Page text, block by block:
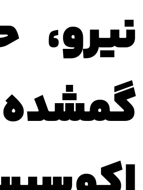
نیرو،
گمشده